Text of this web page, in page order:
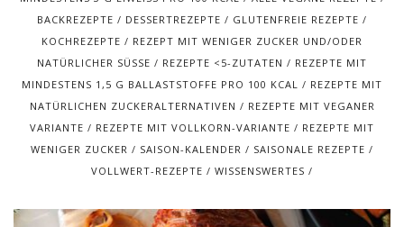
i
g
a
t
n
BACKREZEPTE
DESSERTREZEPTE
GLUTENFREIE REZEPTE
KOCHREZEPTE
REZEPT MIT WENIGER ZUCKER UND/ODER
NATÜRLICHER SÜSSE
REZEPTE <5-ZUTATEN
REZEPTE MIT
MINDESTENS 1,5 G BALLASTSTOFFE PRO 100 KCAL
REZEPTE MIT
NATÜRLICHEN ZUCKERALTERNATIVEN
REZEPTE MIT VEGANER
VARIANTE
REZEPTE MIT VOLLKORN-VARIANTE
REZEPTE MIT
WENIGER ZUCKER
SAISON-KALENDER
SAISONALE REZEPTE
VOLLWERT-REZEPTE
WISSENSWERTES